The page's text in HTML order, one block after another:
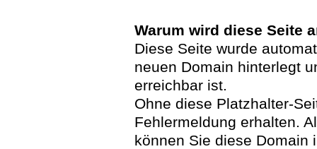
Warum wird diese Seite
Diese Seite wurde
neuen Domain hinterlegt
erreichbar ist.
Ohne diese Platzhalter-
Fehlermeldung erhalten.
können Sie diese Domain